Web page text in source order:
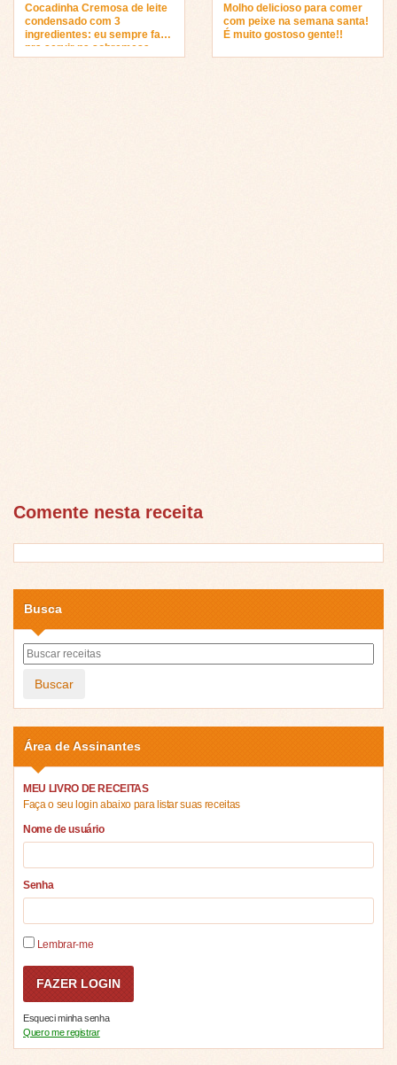
Cocadinha Cremosa de leite
condensado com 3
ingredientes: eu sempre faço
pra servir na sobremesa…
Molho delicioso para comer
com peixe na semana santa!
É muito gostoso gente!!
Comente nesta receita
Busca
Buscar
Área de Assinantes
MEU LIVRO DE RECEITAS
Faça o seu login abaixo para listar suas receitas
Nome de usuário
Senha
Lembrar-me
Esqueci minha senha
Quero me registrar